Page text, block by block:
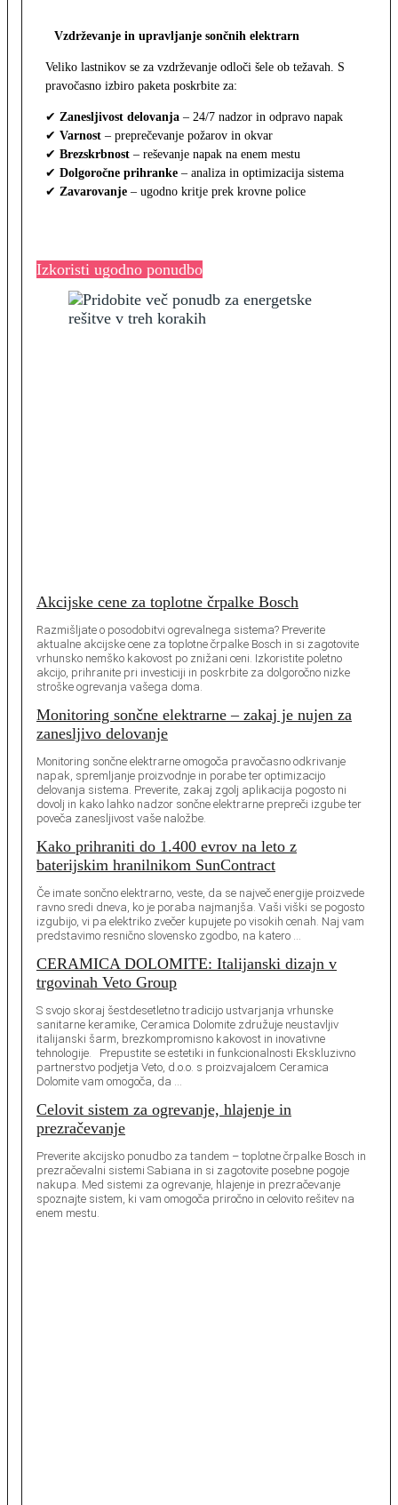
Vzdrževanje in upravljanje sončnih elektrarn
Veliko lastnikov se za vzdrževanje odloči šele ob težavah. S
pravočasno izbiro paketa poskrbite za:
✔ Zanesljivost delovanja – 24/7 nadzor in odpravo napak
✔ Varnost – preprečevanje požarov in okvar
✔ Brezskrbnost – reševanje napak na enem mestu
✔ Dolgoročne prihranke – analiza in optimizacija sistema
✔ Zavarovanje – ugodno kritje prek krovne police
Izkoristi ugodno ponudbo
Akcijske cene za toplotne črpalke Bosch
Razmišljate o posodobitvi ogrevalnega sistema? Preverite
aktualne akcijske cene za toplotne črpalke Bosch in si zagotovite
vrhunsko nemško kakovost po znižani ceni. Izkoristite poletno
akcijo, prihranite pri investiciji in poskrbite za dolgoročno nizke
stroške ogrevanja vašega doma.
Monitoring sončne elektrarne – zakaj je nujen za
zanesljivo delovanje
Monitoring sončne elektrarne omogoča pravočasno odkrivanje
napak, spremljanje proizvodnje in porabe ter optimizacijo
delovanja sistema. Preverite, zakaj zgolj aplikacija pogosto ni
dovolj in kako lahko nadzor sončne elektrarne prepreči izgube ter
poveča zanesljivost vaše naložbe.
Kako prihraniti do 1.400 evrov na leto z
baterijskim hranilnikom SunContract
Če imate sončno elektrarno, veste, da se največ energije proizvede
ravno sredi dneva, ko je poraba najmanjša. Vaši viški se pogosto
izgubijo, vi pa elektriko zvečer kupujete po visokih cenah. Naj vam
predstavimo resnično slovensko zgodbo, na katero …
CERAMICA DOLOMITE: Italijanski dizajn v
trgovinah Veto Group
S svojo skoraj šestdesetletno tradicijo ustvarjanja vrhunske
sanitarne keramike, Ceramica Dolomite združuje neustavljiv
italijanski šarm, brezkompromisno kakovost in inovativne
tehnologije. Prepustite se estetiki in funkcionalnosti Ekskluzivno
partnerstvo podjetja Veto, d.o.o. s proizvajalcem Ceramica
Dolomite vam omogoča, da …
Celovit sistem za ogrevanje, hlajenje in
prezračevanje
Preverite akcijsko ponudbo za tandem – toplotne črpalke Bosch in
prezračevalni sistemi Sabiana in si zagotovite posebne pogoje
nakupa. Med sistemi za ogrevanje, hlajenje in prezračevanje
spoznajte sistem, ki vam omogoča priročno in celovito rešitev na
enem mestu.